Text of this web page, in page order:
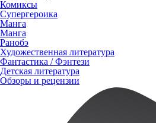
Комиксы
Супергероика
Манга
Манга
Ранобэ
Художественная литература
Фантастика / Фэнтези
Детская литература
Обзоры и рецензии